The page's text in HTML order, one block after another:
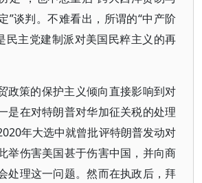
”谈判。不难看出，所谓的“中产阶
民主党建制派对美国民粹主义的再
政策的保护主义倾向直接影响到对
是在对特朗普对华加征关税的处理
年大选中就曾批评特朗普发动对
举伤害美国甚于伤害中国，并向商
处理这一问题。然而在执政后，拜